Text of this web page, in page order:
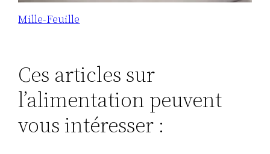
Mille-Feuille
Ces articles sur
l’alimentation peuvent
vous intéresser :